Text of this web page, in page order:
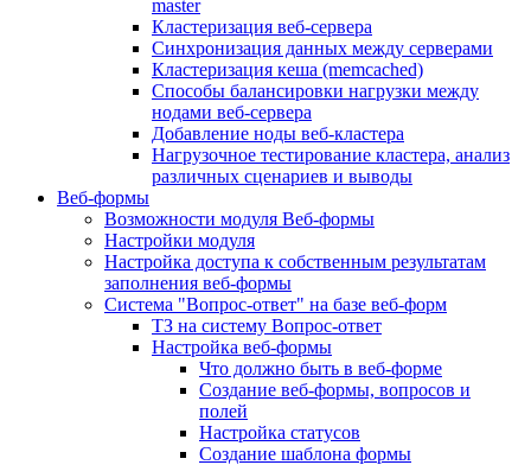
master
Кластеризация веб-сервера
Синхронизация данных между серверами
Кластеризация кеша (memcached)
Способы балансировки нагрузки между
нодами веб-сервера
Добавление ноды веб-кластера
Нагрузочное тестирование кластера, анализ
различных сценариев и выводы
Веб-формы
Возможности модуля Веб-формы
Настройки модуля
Настройка доступа к собственным результатам
заполнения веб-формы
Система "Вопрос-ответ" на базе веб-форм
ТЗ на систему Вопрос-ответ
Настройка веб-формы
Что должно быть в веб-форме
Создание веб-формы, вопросов и
полей
Настройка статусов
Создание шаблона формы